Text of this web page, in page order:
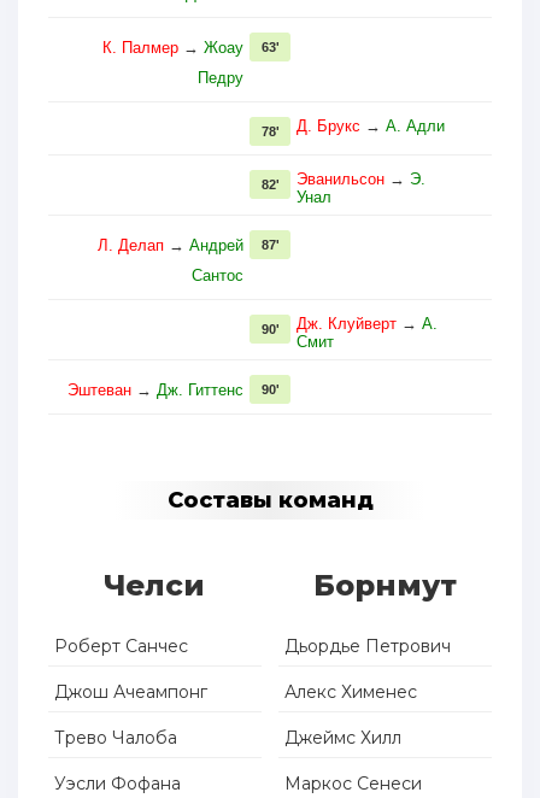
К. Палмер → Жоау
Педру
63'
Д. Брукс → А. Адли
78'
Эванильсон → Э.
Унал
82'
Л. Делап → Андрей
Сантос
87'
Дж. Клуйверт → А.
Смит
90'
Эштеван → Дж. Гиттенс 90'
Составы команд
Челси
Роберт Санчес
Джош Ачеампонг
Трево Чалоба
Уэсли Фофана
Борнмут
Дьордье Петрович
Алекс Хименес
Джеймс Хилл
Маркос Сенеси